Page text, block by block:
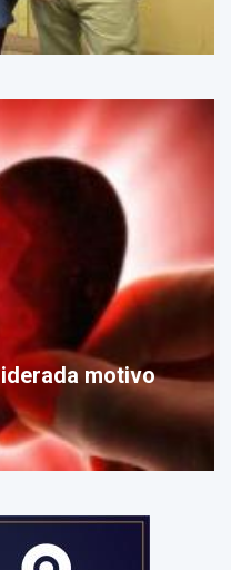
motivo